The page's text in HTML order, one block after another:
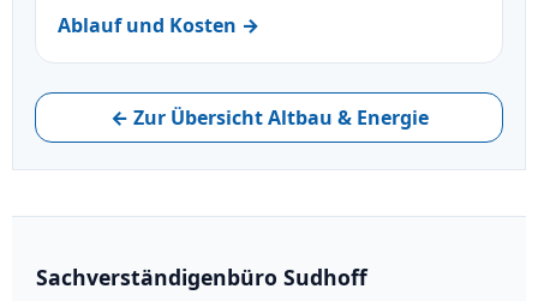
Ablauf und Kosten →
← Zur Übersicht Altbau & Energie
Sachverständigenbüro Sudhoff